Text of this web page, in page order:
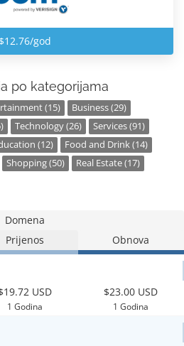
$12.76/god
po kategorijama
(15)
Business (29)
Technology (26)
Services (91)
(12)
Food and Drink (14)
Shopping (50)
Real Estate (17)
Domena
Prijenos Obnova
USD
1 Godina
$23.00 USD
1 Godina